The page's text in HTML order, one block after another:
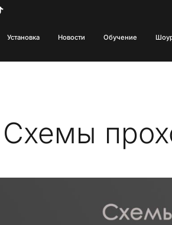
Установка Новости Обучение
Схемы